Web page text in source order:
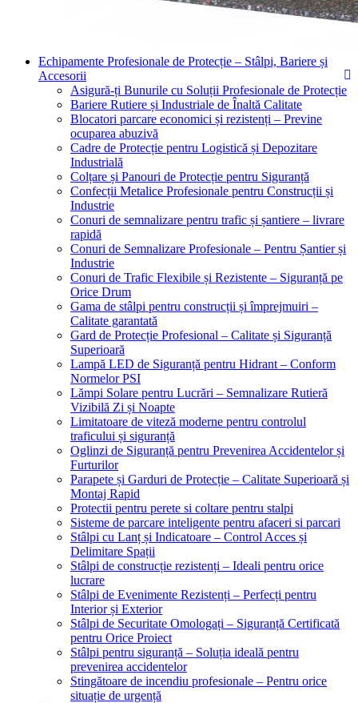
Echipamente Profesionale de Protecție – Stâlpi, Bariere și
Accesorii
Asigură-ți Bunurile cu Soluții Profesionale de Protecție
Bariere Rutiere și Industriale de Înaltă Calitate
Blocatori parcare economici și rezistenți – Previne
ocuparea abuzivă
Cadre de Protecție pentru Logistică și Depozitare
Industrială
Colțare și Panouri de Protecție pentru Siguranță
Confecții Metalice Profesionale pentru Construcții și
Industrie
Conuri de semnalizare pentru trafic și șantiere – livrare
rapidă
Conuri de Semnalizare Profesionale – Pentru Șantier și
Industrie
Conuri de Trafic Flexibile și Rezistente – Siguranță pe
Orice Drum
Gama de stâlpi pentru construcții și împrejmuiri –
Calitate garantată
Gard de Protecție Profesional – Calitate și Siguranță
Superioară
Lampă LED de Siguranță pentru Hidrant – Conform
Normelor PSI
Lămpi Solare pentru Lucrări – Semnalizare Rutieră
Vizibilă Zi și Noapte
Limitatoare de viteză moderne pentru controlul
traficului și siguranță
Oglinzi de Siguranță pentru Prevenirea Accidentelor și
Furturilor
Parapete și Garduri de Protecție – Calitate Superioară și
Montaj Rapid
Protectii pentru perete si coltare pentru stalpi
Sisteme de parcare inteligente pentru afaceri si parcari
Stâlpi cu Lanț și Indicatoare – Control Acces și
Delimitare Spații
Stâlpi de construcție rezistenți – Ideali pentru orice
lucrare
Stâlpi de Evenimente Rezistenți – Perfecți pentru
Interior și Exterior
Stâlpi de Securitate Omologați – Siguranță Certificată
pentru Orice Proiect
Stâlpi pentru siguranță – Soluția ideală pentru
prevenirea accidentelor
Stingătoare de incendiu profesionale – Pentru orice
situație de urgență